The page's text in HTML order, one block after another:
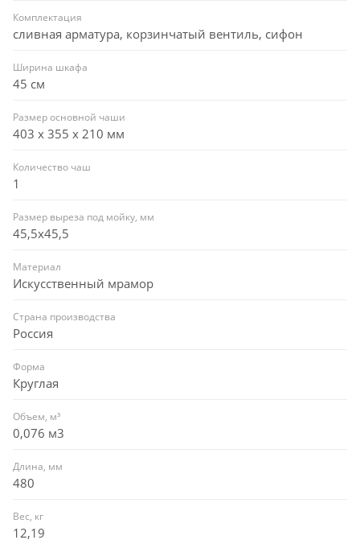
Комплектация
сливная арматура, корзинчатый вентиль, сифон
Ширина шкафа
45 см
Размер основной чаши
403 х 355 х 210 мм
Количество чаш
1
Размер выреза под мойку, мм
45,5x45,5
Материал
Искусственный мрамор
Страна производства
Россия
Форма
Круглая
Объем, м³
0,076 м3
Длина, мм
480
Вес, кг
12,19